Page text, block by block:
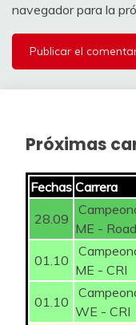
navegador para la
Próximas
Fechas Carrera
28.09
ME -
01.10
ME - CRI
01.10
WE - CRI